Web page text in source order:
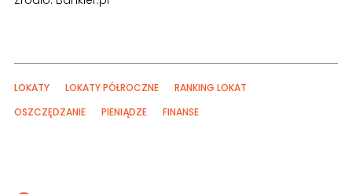
LOKATY LOKATY PÓŁROCZNE
RANKING LOKAT
OSZCZĘDZANIE
PIENIĄDZE FINANSE